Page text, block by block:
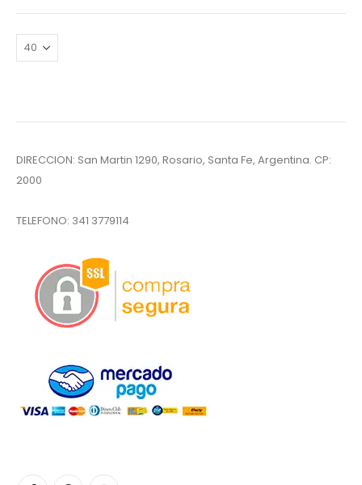
DIRECCION: San Martin 1290, Rosario, Santa Fe, Argentina. CP:
2000
TELEFONO: 341 3779114